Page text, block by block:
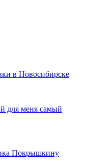
в Новосибирске
для меня самый
Покрышкину